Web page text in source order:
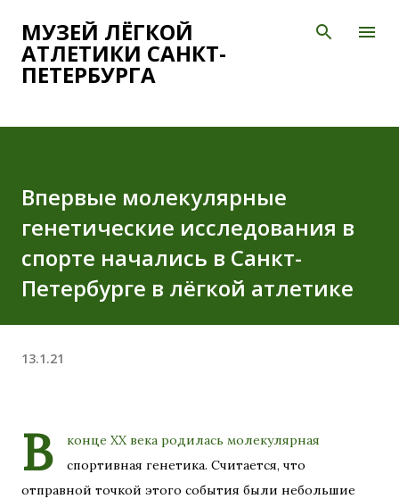
К основному контенту
МУЗЕЙ ЛЁГКОЙ
АТЛЕТИКИ САНКТ-
ПЕТЕРБУРГА
Впервые молекулярные
генетические исследования в
спорте начались в Санкт-
Петербурге в лёгкой атлетике
13.1.21
В
конце ХХ века родилась молекулярная
спортивная генетика. Считается, что
отправной точкой этого события были небольшие